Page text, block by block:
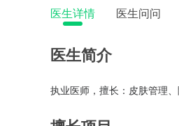
医生详情 医生问问
医生简介
执业医师，擅长：皮肤管理